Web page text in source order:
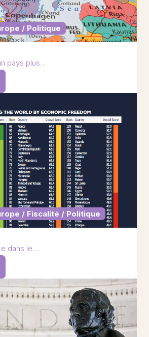
/ Politique
pays plus…
/ Fiscalité / Politique
dans le…